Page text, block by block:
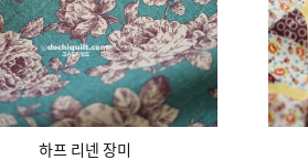
하프 리넨 장미